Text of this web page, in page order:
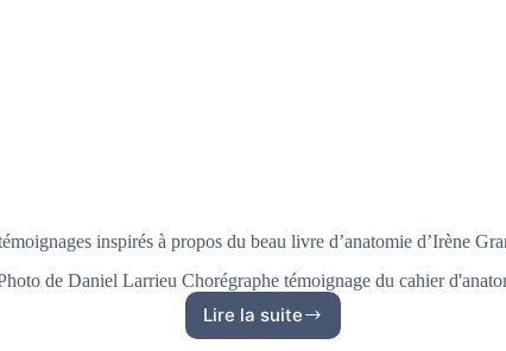
inspirés à propos du beau livre d’anatomie d’Irène
de Daniel Larrieu Chorégraphe témoignage du cahier
Lire la suite
Des